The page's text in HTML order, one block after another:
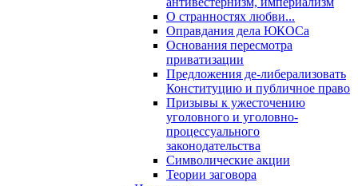
О странностях любви...
Оправдания дела ЮКОСа
Основания пересмотра
приватизации
Предложения де-либерализовать
Конституцию и публичное право
Призывы к ужесточению
уголовного и уголовно-
процессуального
законодательства
Символические акции
Теории заговора